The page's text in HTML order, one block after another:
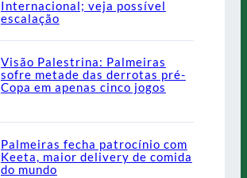
Internacional; veja possível
escalação
Visão Palestrina: Palmeiras
sofre metade das derrotas pré-
Copa em apenas cinco jogos
Palmeiras fecha patrocínio com
Keeta, maior delivery de comida
do mundo